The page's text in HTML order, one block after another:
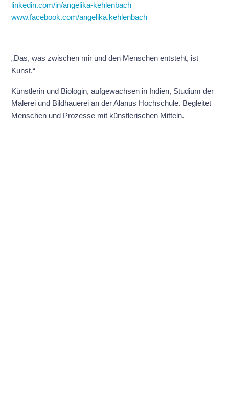
linkedin.com/in/angelika-kehlenbach
www.facebook.com/angelika.kehlenbach
„Das, was zwischen mir und den Menschen entsteht, ist
Kunst.“
Künstlerin und Biologin, aufgewachsen in Indien, Studium der
Malerei und Bildhauerei an der Alanus Hochschule. Begleitet
Menschen und Prozesse mit künstlerischen Mitteln.